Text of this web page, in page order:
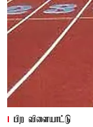
பிற விளையாட்டு